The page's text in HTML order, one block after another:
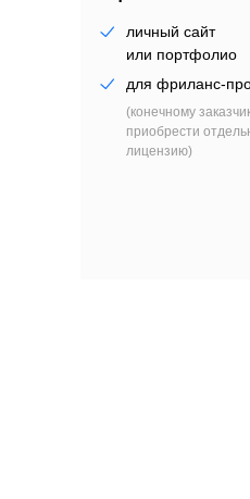
личный сайт
или портфолио
для фриланс-
(конечному
приобрести
лицензию)